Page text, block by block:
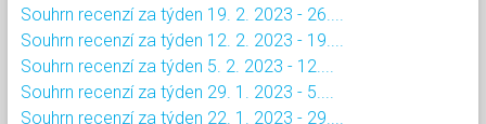
Souhrn recenzí za týden 19. 2. 2023 - 26....
Souhrn recenzí za týden 12. 2. 2023 - 19....
Souhrn recenzí za týden 5. 2. 2023 - 12....
Souhrn recenzí za týden 29. 1. 2023 - 5....
Souhrn recenzí za týden 22. 1. 2023 - 29....